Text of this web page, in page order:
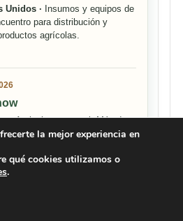
Unidos · Insumos y equipos de
para distribución y
agrícolas.
·Agricultura general. Más de
manejo de cultivos y
seguir clima, mercados,
la mejor experiencia en
qué cookies utilizamos o
.